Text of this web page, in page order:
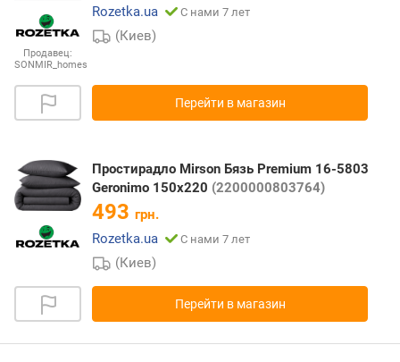
Продавец:
SONMIR_homes
Rozetka.ua
С нами 7 лет
(Киев)
Перейти в магазин
Простирадло Mirson Бязь Premium 16-5803
Geronimo 150х220 (2200000803764)
493 грн.
Rozetka.ua
С нами 7 лет
(Киев)
Перейти в магазин